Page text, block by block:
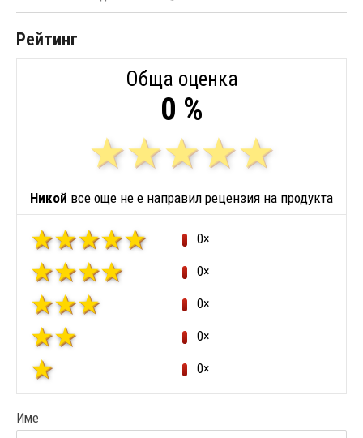
Рейтинг
Обща оценка
0 %
Никой все още не е направил рецензия на продукта
0×
0×
0×
0×
0×
Име